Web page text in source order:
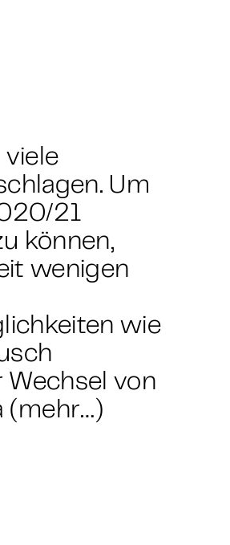
Um
21
können,
wenigen
wie
von
(mehr…)